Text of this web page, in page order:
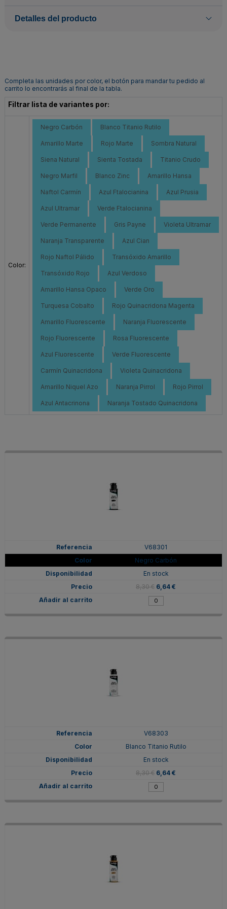
Detalles del producto
Completa las unidades por color, el botón para mandar tu pedido al
carrito lo encontrarás al final de la tabla.
Filtrar lista de variantes por:
Color:
Negro Carbón Blanco Titanio Rutilo
Amarillo Marte Rojo Marte Sombra Natural
Siena Natural Sienta Tostada Titanio Crudo
Negro Marfil Blanco Zinc Amarillo Hansa
Naftol Carmín Azul Ftalocianina Azul Prusia
Azul Ultramar Verde Ftalocianina
Verde Permanente Gris Payne Violeta Ultramar
Naranja Transparente Azul Cian
Rojo Naftol Pálido Transóxido Amarillo
Transóxido Rojo Azul Verdoso
Amarillo Hansa Opaco Verde Oro
Turquesa Cobalto Rojo Quinacridona Magenta
Amarillo Fluorescente Naranja Fluorescente
Rojo Fluorescente Rosa Fluorescente
Azul Fluorescente Verde Fluorescente
Carmín Quinacridona Violeta Quinacridona
Amarillo Niquel Azo Naranja Pirrol Rojo Pirrol
Azul Antacrinona Naranja Tostado Quinacridona
V68301
Negro Carbón
En stock
8,30 € 6,64 €
V68303
Blanco Titanio Rutilo
En stock
8,30 € 6,64 €